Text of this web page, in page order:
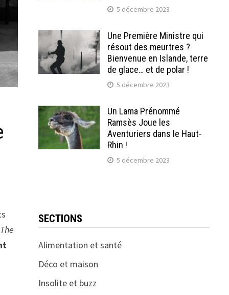
The
5 décembre 2023
Une Première Ministre qui
résout des meurtres ?
Bienvenue en Islande, terre
de glace… et de polar !
5 décembre 2023
Un Lama Prénommé
Ramsès Joue les
Aventuriers dans le Haut-
Rhin !
5 décembre 2023
SECTIONS
Alimentation et santé
Déco et maison
Insolite et buzz